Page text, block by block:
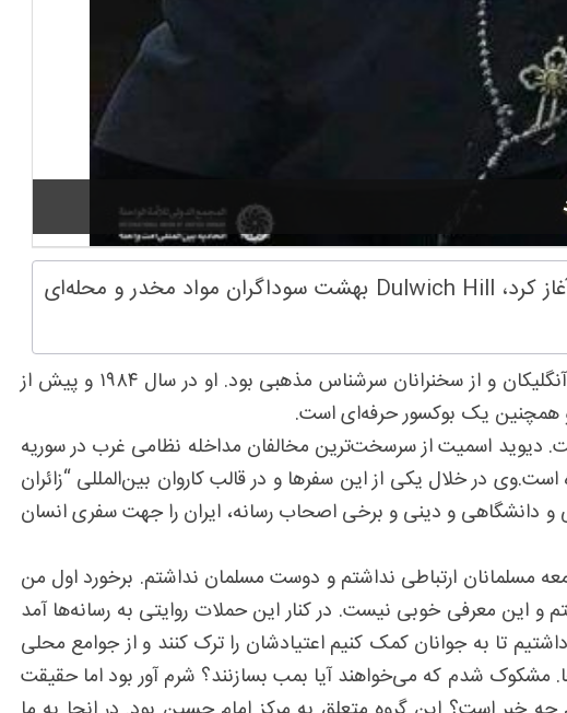
شفقنا زندگی- وقتی دیو اسمیت در دسامبر ۱۹۹۰ فعالیتش را به عنوان کشیش محلی در Dulwich Hill آغاز کرد، Dulwich Hill بهشت سوداگران مواد مخدر و محله‌ای
به گزارش خبرنگار شفقنا زندگی، دیو اسمیت متولد ۱۹۶۲ در نیوتاون سیدنی است. پدر او بروس اسمیت یک کشیش آنگلیکان و از سخنرانان سرشناس مذهبی بود. او در سال ۱۹۸۴ و پیش از
همچنین یک بوکسور حرفه‌ای است.
دیوید اسمیت از سرسخت‌ترین مخالفان مداخله نظامی غرب در سوریه
در خلال یکی از این سفرها و در قالب کاروان بین‌المللی “زائران
از مراکز علمی و دانشگاهی و دینی و برخی اصحاب رسانه، ایران را جهت سفری انسان
مسلمانان ارتباطی نداشتم و دوست مسلمان نداشتم. برخورد اول من
اصلاً اطلاعاتی نداشتم و این معرفی خوبی نیست. در کنار این حملات روایتی به رسانه‌ها آمد
مسلمان‌ها مشکوک باشید؛ اما چیزی که من را تغییر داد این بود که سال ۲۰۰۲ کمپینی داشتیم تا به جوانان کمک کنیم اعتیادشان را ترک کنند و از جوامع محلی
مشکوک شدم که می‌خواهند آیا بمب بسازنند؟ شرم آور بود اما حقیقت